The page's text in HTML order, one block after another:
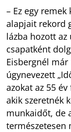
– Ez egy
alapjait rekord
lázba hozott az
csapatként
Eisbergnél
úgynevezett
azokat az 55
akik szeretnék
munkaidőt, de
természetesen